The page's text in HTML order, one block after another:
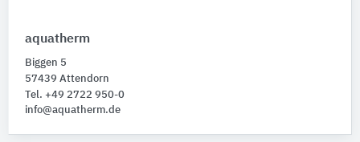
aquatherm
Biggen 5
57439 Attendorn
Tel. +49 2722 950-0
info@aquatherm.de